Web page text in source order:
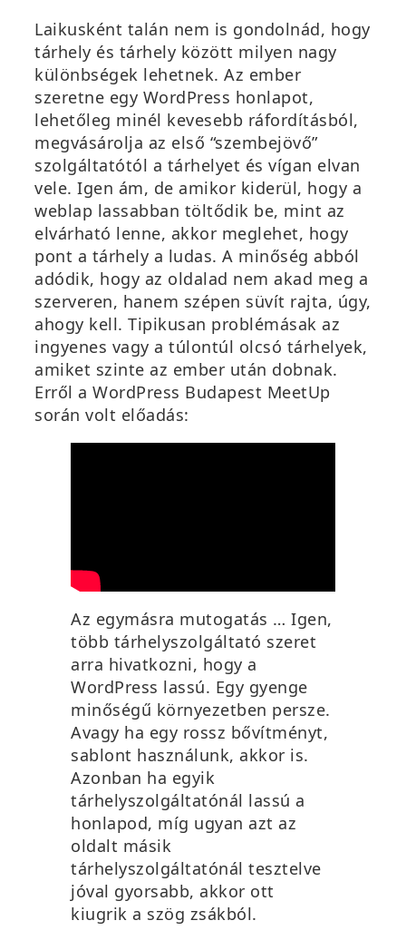
a
n
n
y
í
i
m
e
g
)
Laikusként talán nem is gondolnád, hogy
tárhely és tárhely között milyen nagy
különbségek lehetnek. Az ember
szeretne egy WordPress honlapot,
lehetőleg minél kevesebb ráfordításból,
megvásárolja az első “szembejövő”
szolgáltatótól a tárhelyet és vígan elvan
vele. Igen ám, de amikor kiderül, hogy a
weblap lassabban töltődik be, mint az
elvárható lenne, akkor meglehet, hogy
pont a tárhely a ludas. A minőség abból
adódik, hogy az oldalad nem akad meg a
szerveren, hanem szépen süvít rajta, úgy,
ahogy kell. Tipikusan problémásak az
ingyenes vagy a túlontúl olcsó tárhelyek,
amiket szinte az ember után dobnak.
Erről a WordPress Budapest MeetUp
során volt előadás:
Az egymásra mutogatás … Igen,
több tárhelyszolgáltató szeret
arra hivatkozni, hogy a
WordPress lassú. Egy gyenge
minőségű környezetben persze.
Avagy ha egy rossz bővítményt,
sablont használunk, akkor is.
Azonban ha egyik
tárhelyszolgáltatónál lassú a
honlapod, míg ugyan azt az
oldalt másik
tárhelyszolgáltatónál tesztelve
jóval gyorsabb, akkor ott
kiugrik a szög zsákból.